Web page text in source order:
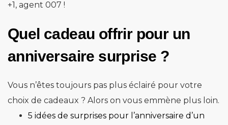
+1, agent 007 !
Quel cadeau offrir pour un
anniversaire surprise ?
Vous n’êtes toujours pas plus éclairé pour votre
choix de cadeaux ? Alors on vous emmène plus loin.
5 idées de surprises pour l’anniversaire d’un